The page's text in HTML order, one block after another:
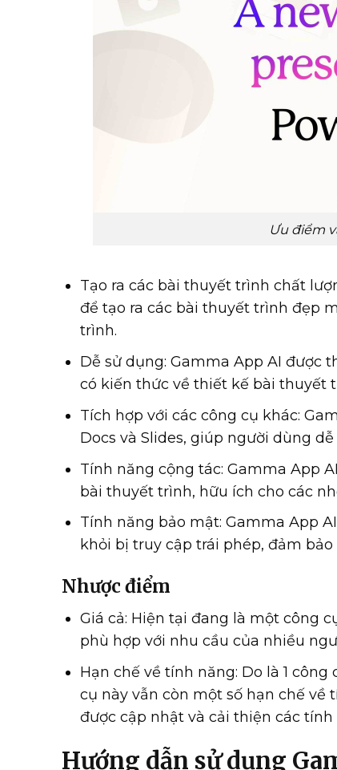
Ưu điểm
Tạo ra các bài thuyết trình chất
để tạo ra các bài thuyết trình đẹp
trình.
Dễ sử dụng: Gamma App AI được
có kiến thức về thiết kế bài thuyết
Tích hợp với các công cụ khác:
Docs và Slides, giúp người dùng
Tính năng cộng tác: Gamma App
bài thuyết trình, hữu ích cho các
Tính năng bảo mật: Gamma App
khỏi bị truy cập trái phép, đảm
Nhược điểm
Giá cả: Hiện tại đang là một công
phù hợp với nhu cầu của nhiều
Hạn chế về tính năng: Do là 1
cụ này vẫn còn một số hạn chế về
được cập nhật và cải thiện các tính
Hướng dẫn sử dụng